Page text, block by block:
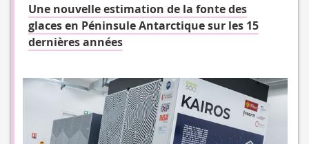
Une nouvelle estimation de la fonte des
glaces en Péninsule Antarctique sur les 15
dernières années